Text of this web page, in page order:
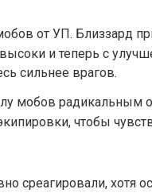
от УП. Близзард
и теперь с
сильнее врагов.
мобов радикальным
чтобы
среагировали, хотя